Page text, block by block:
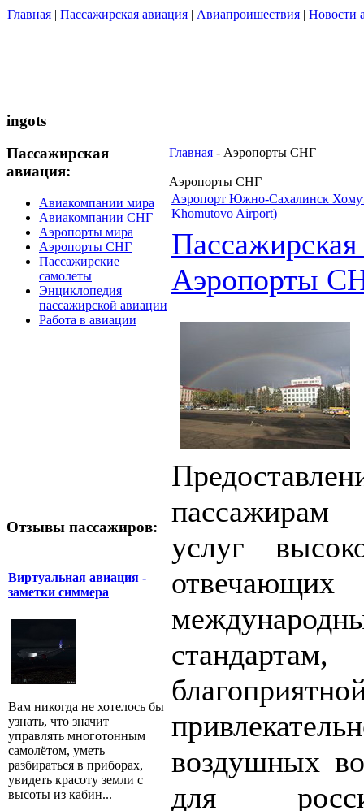
Главная | Пассажирская авиация | Авиапроишествия | Новости
ingots
Пассажирская
авиация:
Авиакомпании мира
Авиакомпании СНГ
Аэропорты мира
Аэропорты СНГ
Пассажирские
самолеты
Энциклопедия
пассажирской авиации
Работа в авиации
Отзывы пассажиров:
Виртуальная авиация -
заметки симмера
Вам никогда не хотелось бы
узнать, что значит
управлять многотонным
самолётом, уметь
разбираться в приборах,
увидеть красоту земли с
высоты из кабин...
Главная - Аэропорты СНГ
Аэропорты СНГ
Аэропорт Южно-Сахалинск
Khomutovo Airport)
Аэропорты
услуг
воздушных
для